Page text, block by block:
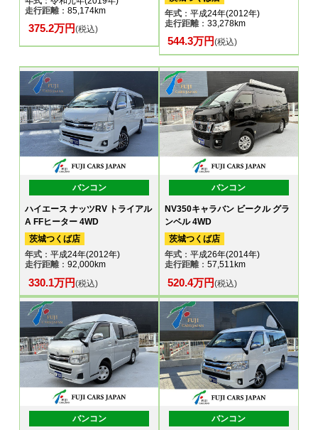
走行距離：85,174km
375.2万円(税込)
年式：平成24年(2012年)
走行距離：33,278km
544.3万円(税込)
バンコン
ハイエース ナッツRV トライアル
A FFヒーター 4WD
茨城つくば店
年式 ：平成24年(2012年)
走行距離：92,000km
330.1万円(税込)
バンコン
NV350キャラバン ビークル グラ
ンベル 4WD
茨城つくば店
年式：平成26年(2014年)
走行距離：57,511km
520.4万円(税込)
バンコン バンコン